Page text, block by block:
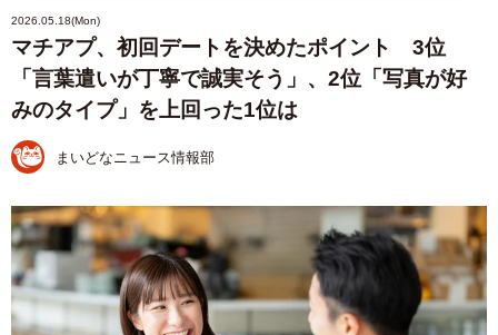
2026.05.18(Mon)
マチアプ、初回デートを決めたポイント 3位
「言葉遣いが丁寧で誠実そう」、2位「写真が好
みのタイプ」を上回った1位は
まいどなニュース情報部